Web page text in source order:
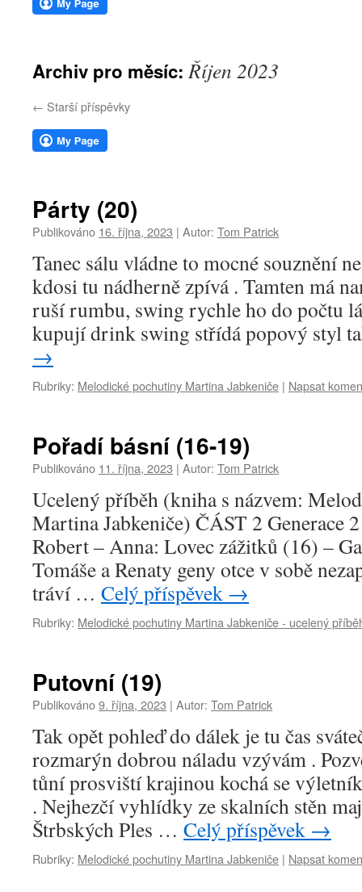
webu
Archiv pro měsíc:Říjen 2023
← Starší příspěvky
Párty (20)
Publikováno 16. října, 2023 | Autor: Tom Patrick
Tanec sálu vládne to mocné souznění
kdosi tu nádherně zpívá . Tamten má
ruší rumbu, swing rychle ho do počtu
kupují drink swing střídá popový styl
→
Rubriky: Melodické pochutiny Martina Jabkeniče | Napsat
Pořadí básní (16-19)
Publikováno 11. října, 2023 | Autor: Tom Patrick
Ucelený příběh (kniha s názvem:
Martina Jabkeniče) ČÁST 2 Generace
Robert – Anna: Lovec zážitků (16) –
Tomáše a Renaty geny otce v sobě
tráví … Celý příspěvek →
Rubriky: Melodické pochutiny Martina Jabkeniče - ucelený
Putovní (19)
Publikováno9. října, 2023 | Autor: Tom Patrick
Tak opět pohleď do dálek je tu čas
rozmarýn dobrou náladu vzývám .
tůní prosviští krajinou kochá se
. Nejhezčí vyhlídky ze skalních stěn
Štrbských Ples … Celý příspěvek →
Rubriky: Melodické pochutiny Martina Jabkeniče | Napsat